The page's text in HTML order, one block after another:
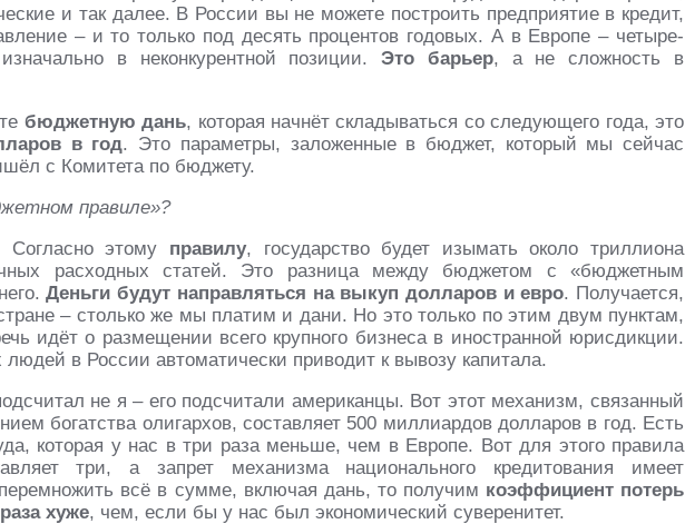
и так далее. В России вы не можете построить предприятие в кредит,
– и то только под десять процентов годовых. А в Европе – четыре-
в неконкурентной позиции.Это барьер, а не сложность в
бюджетную дань, которая начнёт складываться со следующего года, это
в год. Это параметры, заложенные в бюджет, который мы сейчас
с Комитета по бюджету.
правиле»?
этому правилу, государство будет изымать около триллиона
расходных статей. Это разница между бюджетом с «бюджетным
Деньги будут направляться на выкуп долларов и евро. Получается,
– столько же мы платим и дани. Но это только по этим двум пунктам,
идёт о размещении всего крупного бизнеса в иностранной юрисдикции.
в России автоматически приводит к вывозу капитала.
не я – его подсчитали американцы. Вот этот механизм, связанный
богатства олигархов, составляет 500 миллиардов долларов в год. Есть
которая у нас в три раза меньше, чем в Европе. Вот для этого правила
три, а запрет механизма национального кредитования имеет
всё в сумме, включая дань, то получим коэффициент потерь
хуже, чем, если бы у нас был экономический суверенитет.